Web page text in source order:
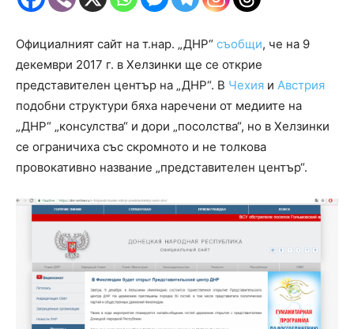
Официалният сайт на т.нар. „ДНР“ съобщи, че на 9
декември 2017 г. в Хелзинки ще се открие
представителен център на „ДНР“. В Чехия и Австрия
подобни структури бяха наречени от медиите на
„ДНР“ „консулства“ и дори „посолства“, но в Хелзинки
се ограничиха със скромното и не толкова
провокативно название „представителен център“.